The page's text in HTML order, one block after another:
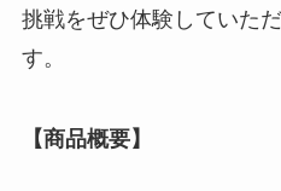
挑戦をぜひ体験していた
す。
【商品概要】